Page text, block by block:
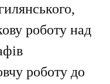
роботу над
роботу до